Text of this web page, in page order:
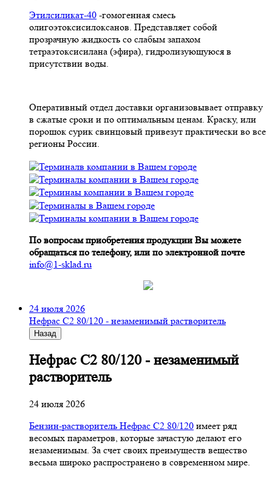
Этилсиликат-40 -гомогенная смесь
олигоэтоксисилоксанов. Представляет собой
прозрачную жидкость со слабым запахом
тетраэтоксисилана (эфира), гидролизующуюся в
присутствии воды.
Оперативный отдел доставки организовывает отправку
в сжатые сроки и по оптимальным ценам. Краску, или
порошок сурик свинцовый привезут практически во все
регионы России.
По вопросам приобретения продукции Вы можете
обращаться по телефону, или по электронной почте
info@1-sklad.ru
24 июля 2026
Нефрас С2 80/120 - незаменимый растворитель
Назад
Нефрас С2 80/120 - незаменимый
растворитель
24 июля 2026
Бензин-растворитель Нефрас С2 80/120 имеет ряд
весомых параметров, которые зачастую делают его
незаменимым. За счет своих преимуществ вещество
весьма широко распространено в современном мире.